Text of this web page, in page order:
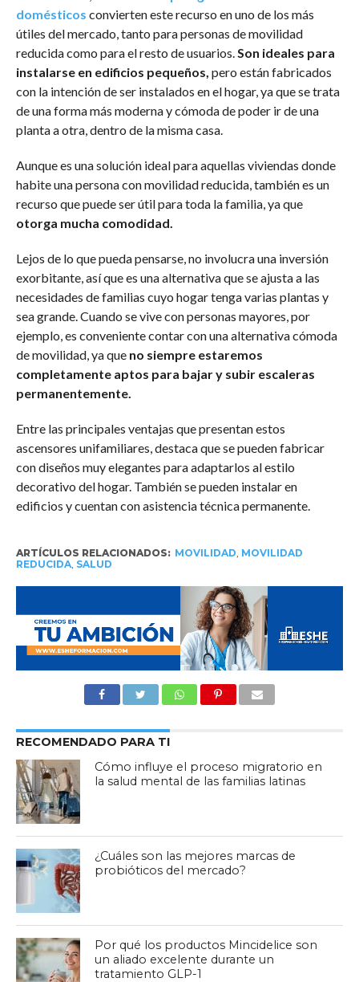
domésticos convierten este recurso en uno de los más
útiles del mercado, tanto para personas de movilidad
reducida como para el resto de usuarios. Son ideales para
instalarse en edificios pequeños, pero están fabricados
con la intención de ser instalados en el hogar, ya que se trata
de una forma más moderna y cómoda de poder ir de una
planta a otra, dentro de la misma casa.
Aunque es una solución ideal para aquellas viviendas donde
habite una persona con movilidad reducida, también es un
recurso que puede ser útil para toda la familia, ya que
otorga mucha comodidad.
Lejos de lo que pueda pensarse, no involucra una inversión
exorbitante, así que es una alternativa que se ajusta a las
necesidades de familias cuyo hogar tenga varias plantas y
sea grande. Cuando se vive con personas mayores, por
ejemplo, es conveniente contar con una alternativa cómoda
de movilidad, ya queno siempre estaremos
completamente aptos para bajar y subir escaleras
permanentemente.
Entre las principales ventajas que presentan estos
ascensores unifamiliares, destaca que se pueden fabricar
con diseños muy elegantes para adaptarlos al estilo
decorativo del hogar. También se pueden instalar en
edificios y cuentan con asistencia técnica permanente.
ARTÍCULOS RELACIONADOS: MOVILIDAD MOVILIDAD
REDUCIDA, SALUD
RECOMENDADO PARA TI
Cómo influye el proceso migratorio en
la salud mental de las familias latinas
¿Cuáles son las mejores marcas de
probióticos del mercado?
Por qué los productos Mincidelice son
un aliado excelente durante un
tratamiento GLP-1